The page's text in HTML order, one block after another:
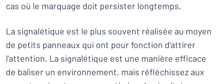
cas où le marquage doit persister longtemps.
La signalétique est le plus souvent réalisée au moyen
de petits panneaux qui ont pour fonction d'attirer
l'attention. La signalétique est une manière efficace
de baliser un environnement, mais réfléchissez aux